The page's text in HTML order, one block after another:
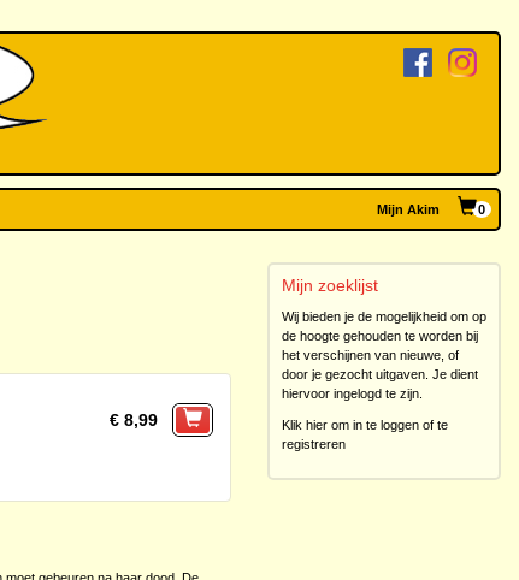
Mijn Akim 0
€ 8,99
Mijn zoeklijst
Wij bieden je de mogelijkheid om op
de hoogte gehouden te worden bij
het verschijnen van nieuwe, of
door je gezocht uitgaven. Je dient
hiervoor ingelogd te zijn.
Klik hier om in te loggen of te
registreren